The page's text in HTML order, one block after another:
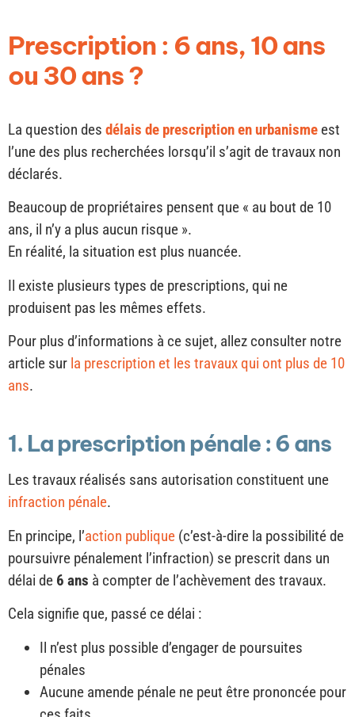
Prescription : 6 ans, 10 ans
ou 30 ans ?
La question des délais de prescription en urbanisme est
l’une des plus recherchées lorsqu’il s’agit de travaux non
déclarés.
Beaucoup de propriétaires pensent que « au bout de 10
ans, il n’y a plus aucun risque ».
En réalité, la situation est plus nuancée.
Il existe plusieurs types de prescriptions, qui ne
produisent pas les mêmes effets.
Pour plus d’informations à ce sujet, allez consulter notre
article sur la prescription et les travaux qui ont plus de 10
ans.
1. La prescription pénale : 6 ans
Les travaux réalisés sans autorisation constituent une
infraction pénale.
En principe, l’action publique (c’est-à-dire la possibilité de
poursuivre pénalement l’infraction) se prescrit dans un
délai de 6 ans à compter de l’achèvement des travaux.
Cela signifie que, passé ce délai :
Il n’est plus possible d’engager de poursuites
pénales
Aucune amende pénale ne peut être prononcée pour